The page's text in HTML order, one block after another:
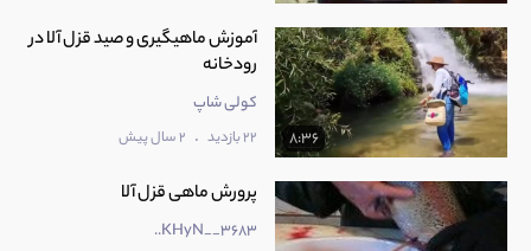
8:36
آموزش ماهیگیری و صید قزل آلا در
رودخانه
کولی شاپ
22 بازدید . 2 سال پیش
پرورش ماهی قزل آلا
KHyN__3683..